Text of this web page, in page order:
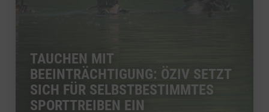
TAUCHEN MIT
BEEINTRÄCHTIGUNG: ÖZIV SETZT
SICH FÜR SELBSTBESTIMMTES
SPORTTREIBEN EIN